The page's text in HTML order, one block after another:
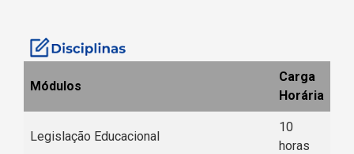
Módulos
Carga
Horária
Legislação Educacional
10
horas